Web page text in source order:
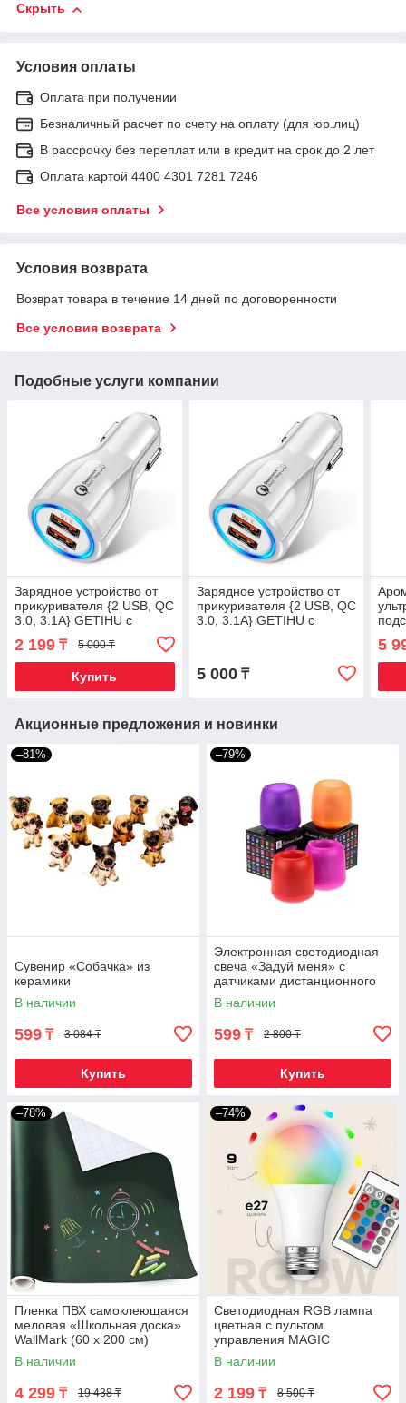
Скрыть
Условия оплаты
Оплата при получении
Безналичный расчет по счету на оплату (для юр.лиц)
В рассрочку без переплат или в кредит на срок до 2 лет
Оплата картой 4400 4301 7281 7246
Все условия оплаты
Условия возврата
Возврат товара в течение 14 дней по договоренности
Все условия возврата
Подобные услуги компании
Зарядное устройство от
прикуривателя {2 USB, QC
3.0, 3.1A} GETIHU с
зарядкой (Белый)
2 199 ₸ 5 000 ₸
Купить
Зарядное устройство от
прикуривателя {2 USB, QC
3.0, 3.1A} GETIHU с
5 000₸
5
Акционные предложения и новинки
–81%
Сувенир «Собачка» из
керамики
В наличии
599 ₸ 3 084 ₸
Купить
–79%
Электронная светодиодная
свеча «Задуй меня» с
датчиками дистанционного
включения (Сердца)
В наличии
599 ₸ 2 800 ₸
Купить
–78%
Пленка ПВХ самоклеющаяся
меловая «Школьная доска»
WallMark (60 х 200 см)
В наличии
4 299 ₸ 19 438 ₸
–74%
Светодиодная RGB лампа
цветная с пультом
управления MAGIC
LIGHTING (Е27 / 9W)
В наличии
2 199 ₸ 8 500 ₸